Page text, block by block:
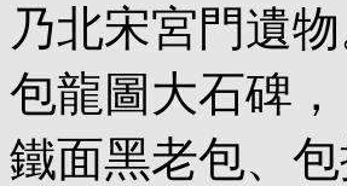
乃北宋宮門遺
包龍圖大石碑
鐵面黑老包、